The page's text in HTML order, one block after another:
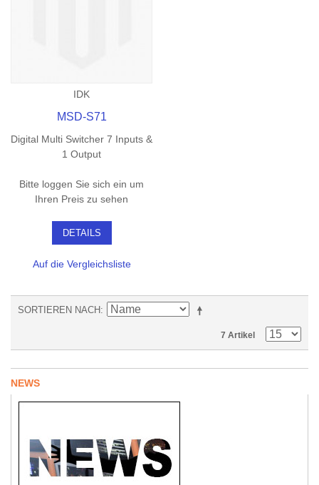
IDK
MSD-S71
Digital Multi Switcher 7 Inputs &
1 Output
Bitte loggen Sie sich ein um
Ihren Preis zu sehen
DETAILS
Auf die Vergleichsliste
SORTIEREN NACH
7 Artikel
NEWS